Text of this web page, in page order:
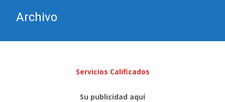
Archivo
Servicios Calificados
Su publicidad aquí